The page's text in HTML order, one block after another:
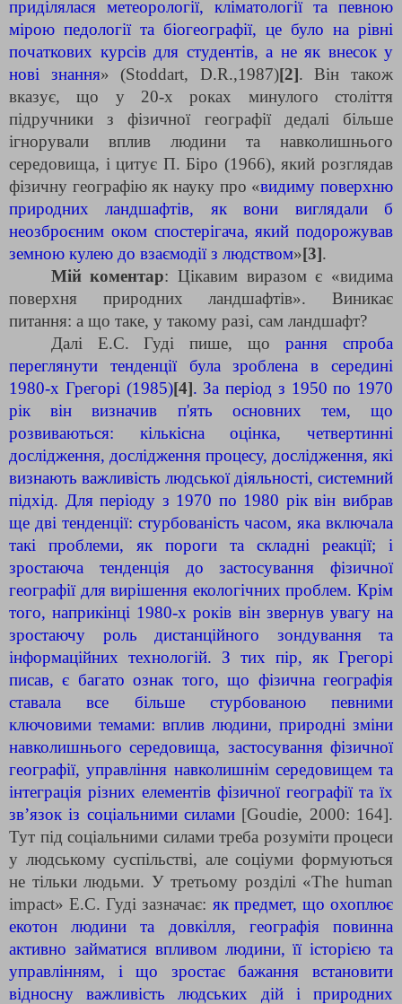
приділялася метеорології, кліматології та певною
мірою педології та біогеографії, це було на рівні
початкових курсів для студентів, а не як внесок у
нові знання» (Stoddart, D.R.,1987)[2]. Він також
вказує, що у 20-х роках минулого століття
підручники з фізичної географії дедалі більше
ігнорували вплив людини та навколишнього
середовища, і цитує П. Біро (1966), який розглядав
фізичну географію як науку про «видиму поверхню
природних ландшафтів, як вони виглядали б
неозброєним оком спостерігача, який подорожував
земною кулею до взаємодії з людством»[3].
Мій коментар: Цікавим виразом є «видима
поверхня природних ландшафтів». Виникає
питання: а що таке, у такому разі, сам ландшафт?
Далі Е.С. Гуді пише, щорання спроба
переглянути тенденції була зроблена в середині
1980-х Грегорі (1985)[4]. За період з 1950 по 1970
рік він визначив п'ять основних тем, що
розвиваються: кількісна оцінка, четвертинні
дослідження, дослідження процесу, дослідження, які
визнають важливість людської діяльності, системний
підхід. Для періоду з 1970 по 1980 рік він вибрав
ще дві тенденції: стурбованість часом, яка включала
такі проблеми, як пороги та складні реакції; і
зростаюча тенденція до застосування фізичної
географії для вирішення екологічних проблем. Крім
того, наприкінці 1980-х років він звернув увагу на
зростаючу роль дистанційного зондування та
інформаційних технологій. З тих пір, як Грегорі
писав, є багато ознак того, що фізична географія
ставала все більше стурбованою певними
ключовими темами: вплив людини, природні зміни
навколишнього середовища, застосування фізичної
географії, управління навколишнім середовищем та
інтеграція різних елементів фізичної географії та їх
зв’язок із соціальними силами [Goudie, 2000: 164].
Тут під соціальними силами треба розуміти процеси
у людському суспільстві, але соціуми формуються
не тільки людьми. У третьому розділі «The human
impact» Е.С. Гуді зазначає: як предмет, що охоплює
екотон людини та довкілля, географія повинна
активно займатися впливом людини, її історією та
управлінням, і що зростає бажання встановити
відносну важливість людських дій і природних